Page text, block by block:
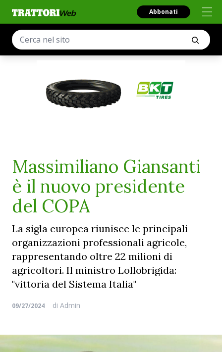
Abbonati
Massimiliano Giansanti
è il nuovo presidente
del COPA
La sigla europea riunisce le principali
organizzazioni professionali agricole,
rappresentando oltre 22 milioni di
agricoltori. Il ministro Lollobrigida:
"vittoria del Sistema Italia"
09/27/2024 di Admin